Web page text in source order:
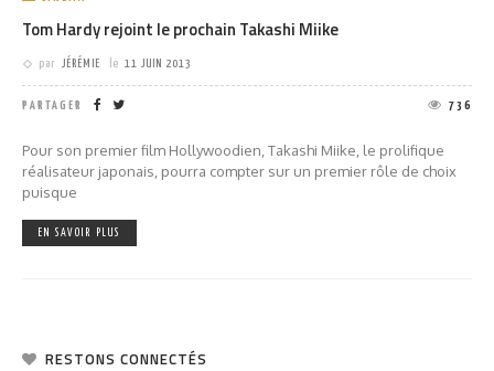
Tom Hardy rejoint le prochain Takashi Miike
par JÉRÉMIE le 11 JUIN 2013
PARTAGER 736
Pour son premier film Hollywoodien, Takashi Miike, le prolifique
réalisateur japonais, pourra compter sur un premier rôle de choix
puisque
EN SAVOIR PLUS
RESTONS CONNECTÉS